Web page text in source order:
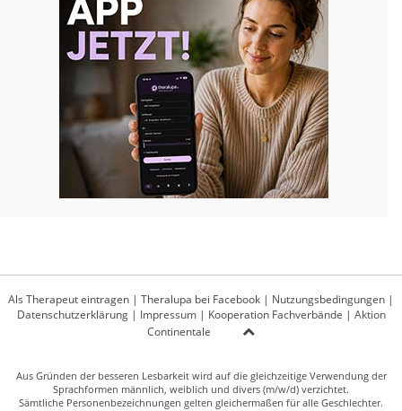
Als Therapeut eintragen | Theralupa bei Facebook | Nutzungsbedingungen |
Datenschutzerklärung| Impressum| Kooperation Fachverbände | Aktion
Continentale
Aus Gründen der besseren Lesbarkeit wird auf die gleichzeitige Verwendung der
Sprachformen männlich, weiblich und divers (m/w/d) verzichtet.
Sämtliche Personenbezeichnungen gelten gleichermaßen für alle Geschlechter.